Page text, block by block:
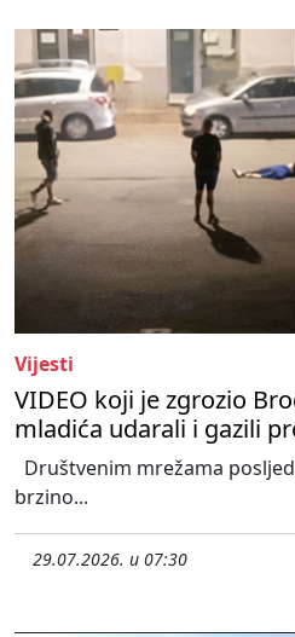
Vijesti
VIDEO koji je zgrozio
mladića udarali i gazili
Društvenim mrežama
brzino...
29.07.2026. u 07:30